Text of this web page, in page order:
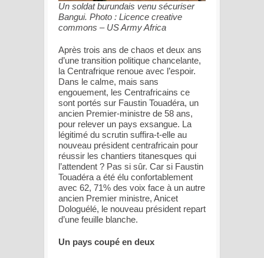
Un soldat burundais venu sécuriser
Bangui. Photo : Licence creative
commons – US Army Africa
Après trois ans de chaos et deux ans
d’une transition politique chancelante,
la Centrafrique renoue avec l’espoir.
Dans le calme, mais sans
engouement, les Centrafricains ce
sont portés sur Faustin Touadéra, un
ancien Premier-ministre de 58 ans,
pour relever un pays exsangue. La
légitimé du scrutin suffira-t-elle au
nouveau président centrafricain pour
réussir les chantiers titanesques qui
l’attendent ? Pas si sûr. Car si Faustin
Touadéra a été élu confortablement
avec 62, 71% des voix face à un autre
ancien Premier ministre, Anicet
Dologuélé, le nouveau président repart
d’une feuille blanche.
Un pays coupé en deux